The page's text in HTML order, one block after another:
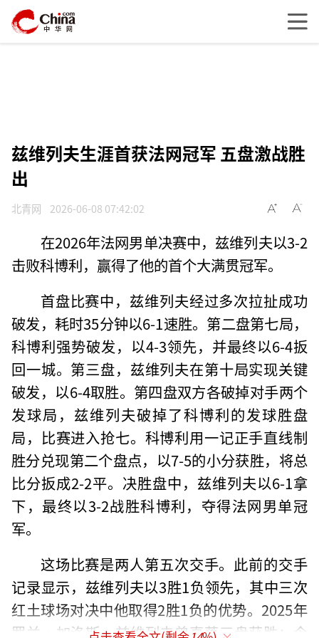
兹维列夫生涯首获法网冠军 五盘激战胜
出
北青网 2026-06-08 07:42:02
在2026年法网男单决赛中，兹维列夫以3-2
击败科博利，赢得了他的首个大满贯冠军。
首盘比赛中，兹维列夫经过多次拉扯成功
破发，耗时35分钟以6-1速胜。第二盘第七局，
科博利强势破发，以4-3领先，并最终以6-4扳
回一城。第三盘，兹维列夫在第十局实现关键
破发，以6-4取胜。第四盘双方各破掉对手两个
发球局，兹维列夫破掉了科博利的发球胜盘
局，比赛进入抢七。科博利用一记正手直线制
胜分兑现第二个盘点，以7-5的小分获胜，将总
比分扳成2-2平。决胜盘中，兹维列夫以6-1拿
下，最终以3-2战胜科博利，夺得法网男单冠
军。
这场比赛是两人第五次交手。此前的交手
记录显示，兹维列夫以3胜1负领先，其中三次
红土球场对决中他取得2胜1负的优势。2025年
罗兰·加洛斯，兹维列夫曾直落三盘获胜；今